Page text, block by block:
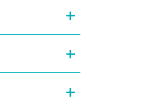
+
+
+